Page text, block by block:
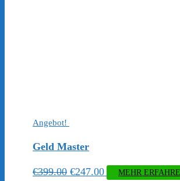
Angebot!
Geld Master
€399.00 Ursprünglicher
€247.00Aktueller
MEHR